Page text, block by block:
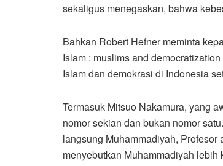
sekaligus menegaskan, bahwa
Bahkan Robert Hefner meminta
Islam : muslims and
Islam dan demokrasi di Indonesia
Termasuk Mitsuo Nakamura, yang
nomor sekian dan bukan nomor
langsung Muhammadiyah,
menyebutkan Muhammadiyah